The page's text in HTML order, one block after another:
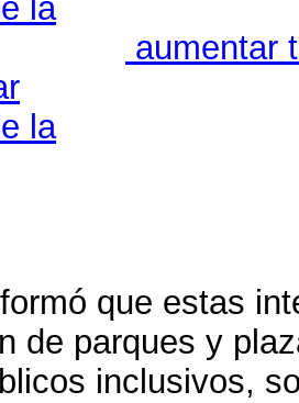
aumentar
que estas
de parques y
inclusivos,